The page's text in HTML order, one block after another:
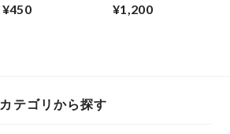
¥450 ¥1,200
カテゴリから探す